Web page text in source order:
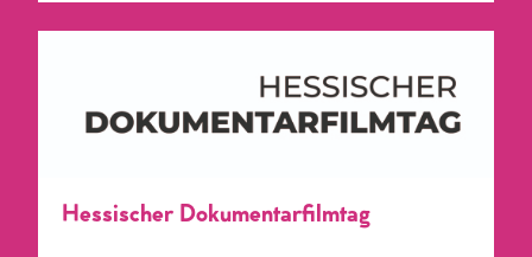
Hessischer Dokumentarfilmtag